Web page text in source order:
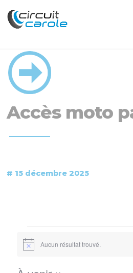
Accès moto
# 15 décembre 2025
Évènements
Notice Aucun résultat trouvé.